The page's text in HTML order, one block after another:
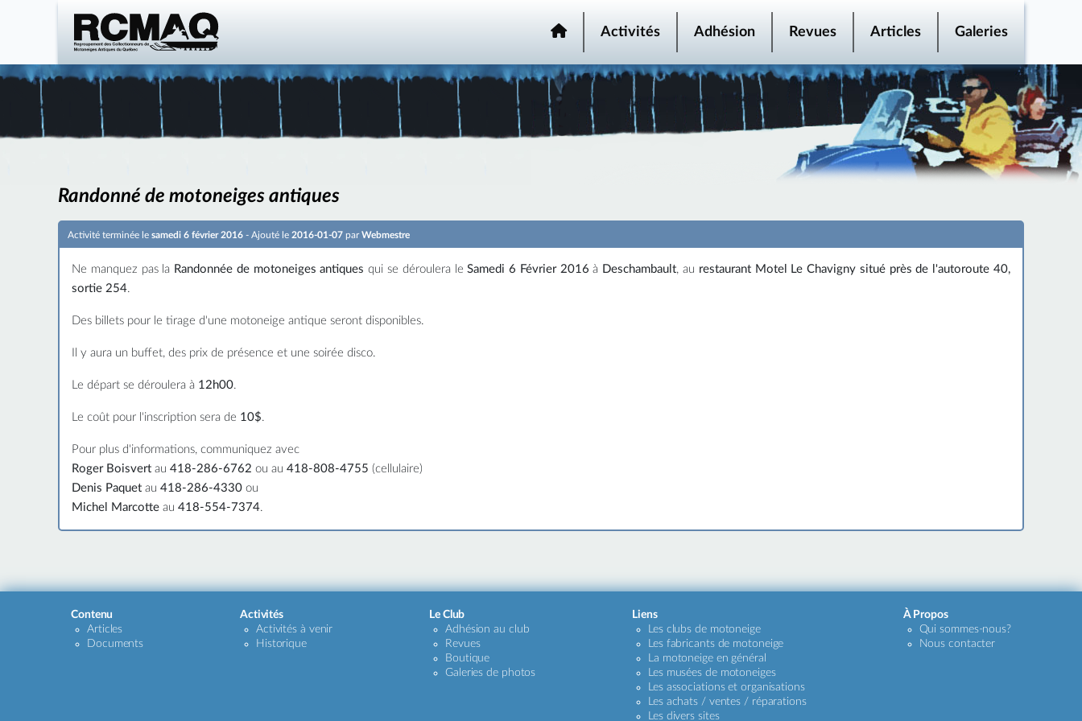
Activités Adhésion Revues Articles Galeries
Randonné de motoneiges antiques
Activité terminée le samedi 6 février 2016 - Ajouté le 2016-01-07 parWebmestre
Ne manquez pas la Randonnée de motoneiges antiques qui se déroulera leSamedi 6 Février 2016 à Deschambault, au restaurant Motel Le Chavigny situé près de l'autoroute 40,
sortie 254.
Des billets pour le tirage d'une motoneige antique seront disponibles.
Il y aura un buffet, des prix de présence et une soirée disco.
Le départ se déroulera à 12h00.
Le coût pour l'inscription sera de 10$.
Pour plus d'informations, communiquez avec
Roger Boisvert au 418-286-6762 ou au 418-808-4755 (cellulaire)
Denis Paquet au 418-286-4330 ou
Michel Marcotte au 418-554-7374.
Contenu
Articles
Documents
Activités
Activités à venir
Historique
Le Club
Adhésion au club
Revues
Boutique
Galeries de photos
Liens
Les clubs de motoneige
Les fabricants de motoneige
La motoneige en général
Les musées de motoneiges
Les associations et organisations
Les achats / ventes / réparations
Les divers sites
À Propos
Qui sommes-nous?
Nous contacter